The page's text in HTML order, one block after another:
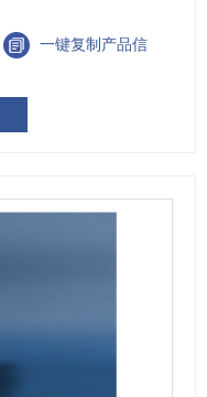
一键复制产品信